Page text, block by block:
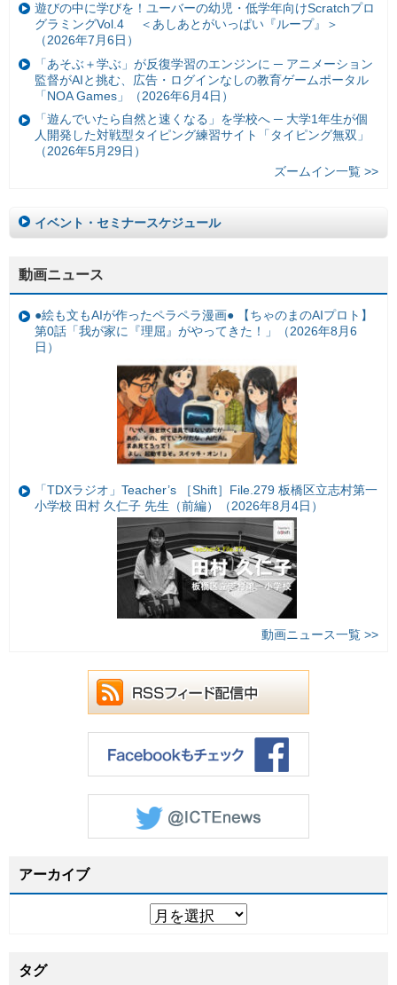
遊びの中に学びを！ユーバーの幼児・低学年向けScratchプロ
グラミングVol.4 ＜あしあとがいっぱい『ループ』＞
（2026年7月6日）
「あそぶ＋学ぶ」が反復学習のエンジンに ─ アニメーション
監督がAIと挑む、広告・ログインなしの教育ゲームポータル
「NOA Games」（2026年6月4日）
「遊んでいたら自然と速くなる」を学校へ ─ 大学1年生が個
人開発した対戦型タイピング練習サイト「タイピング無双」
（2026年5月29日）
ズームイン一覧 >>
イベント・セミナースケジュール
動画ニュース
●絵も文もAIが作ったペラペラ漫画● 【ちゃのまのAIプロト】
第0話「我が家に『理屈』がやってきた！」（2026年8月6
日）
「TDXラジオ」Teacher’s ［Shift］File.279 板橋区立志村第一
小学校 田村 久仁子 先生（前編）（2026年8月4日）
動画ニュース一覧 >>
アーカイブ
タグ